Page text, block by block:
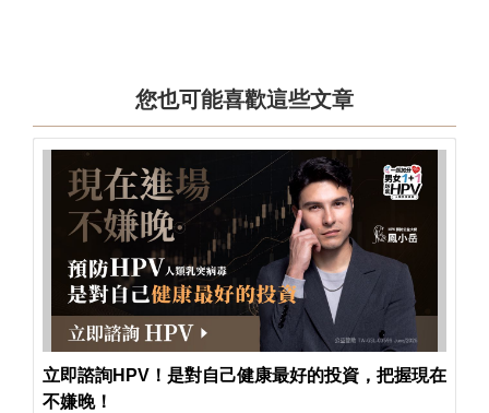
您也可能喜歡這些文章
立即諮詢HPV！是對自己健康最好的投資，把握現在
不嫌晚！